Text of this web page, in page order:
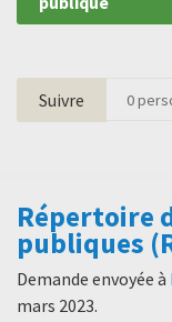
Suivre 0
Répertoire
publiques
Demande envoyée à
mars 2023.